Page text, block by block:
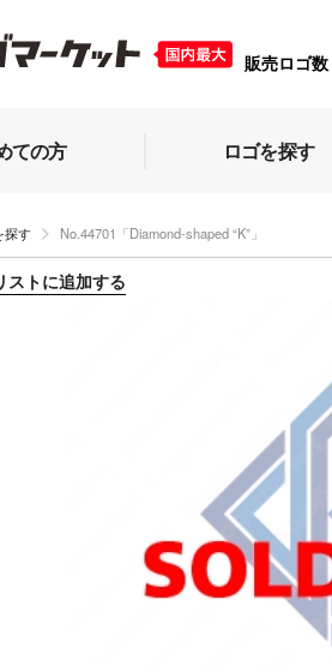
販売ロゴ数
ての方 ロゴを探す
探す No.44701「Diamond-shaped “K”」
ストに追加する